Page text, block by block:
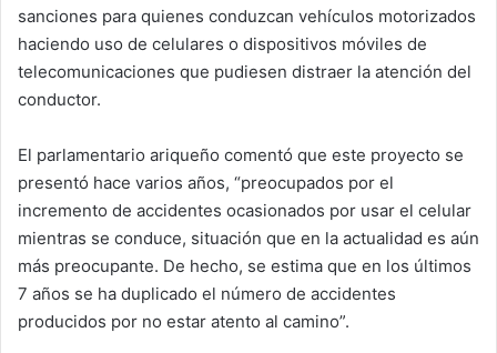
sanciones para quienes conduzcan vehículos motorizados
haciendo uso de celulares o dispositivos móviles de
telecomunicaciones que pudiesen distraer la atención del
conductor.
El parlamentario ariqueño comentó que este proyecto se
presentó hace varios años, “preocupados por el
incremento de accidentes ocasionados por usar el celular
mientras se conduce, situación que en la actualidad es aún
más preocupante. De hecho, se estima que en los últimos
7 años se ha duplicado el número de accidentes
producidos por no estar atento al camino”.